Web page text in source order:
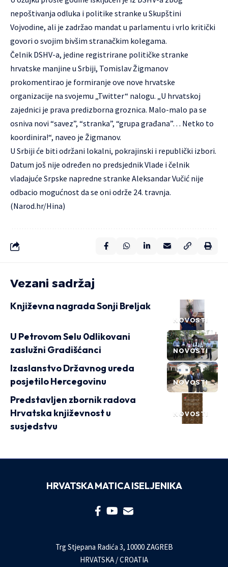
nepoštivanja odluka i politike stranke u Skupštini
Vojvodine, ali je zadržao mandat u parlamentu i vrlo kritički
govori o svojim bivšim stranačkim kolegama.
Čelnik DSHV-a, jedine registrirane političke stranke
hrvatske manjine u Srbiji, Tomislav Žigmanov
prokomentirao je formiranje ove nove hrvatske
organizacije na svojemu „Twitter“ nalogu. „U hrvatskoj
zajednici je prava predizborna groznica. Malo-malo pa se
osniva novi “savez”, “stranka”, “grupa građana”… Netko to
koordinira!“, naveo je Žigmanov.
U Srbiji će biti održani lokalni, pokrajinski i republički izbori.
Datum još nije određen no predsjednik Vlade i čelnik
vladajuće Srpske napredne stranke Aleksandar Vučić nije
odbacio mogućnost da se oni održe 24. travnja.
(Narod.hr/Hina)
Vezani sadržaj
NOVOSTI
Književna nagrada Sonji Breljak
NOVOSTI
U Petrovom Selu 0dlikovani
zaslužni Gradišćanci
NOVOSTI
Izaslanstvo Državnog ureda
posjetilo Hercegovinu
NOVOSTI
Predstavljen zbornik radova
Hrvatska književnost u
susjedstvu
HRVATSKA MATICA ISELJENIKA
Trg Stjepana Radića 3, 10000 ZAGREB
HRVATSKA / CROATIA